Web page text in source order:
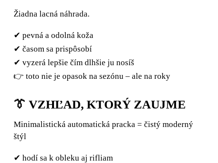
Žiadna lacná náhrada.
✔ pevná a odolná koža
✔ časom sa prispôsobí
✔ vyzerá lepšie čím dlhšie ju nosíš
👉 toto nie je opasok na sezónu – ale na roky
👔 VZHĽAD, KTORÝ ZAUJME
Minimalistická automatická pracka = čistý moderný
štýl
✔ hodí sa k obleku aj rifliam